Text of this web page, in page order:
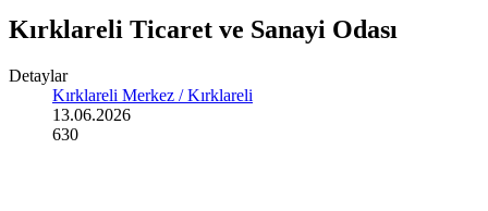
Kırklareli Ticaret ve Sanayi Odası
Detaylar
Kırklareli Merkez / Kırklareli
13.06.2026
630